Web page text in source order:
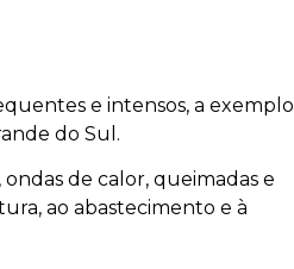
e intensos, a exemplo
do Sul.
de calor, queimadas e
ao abastecimento e à